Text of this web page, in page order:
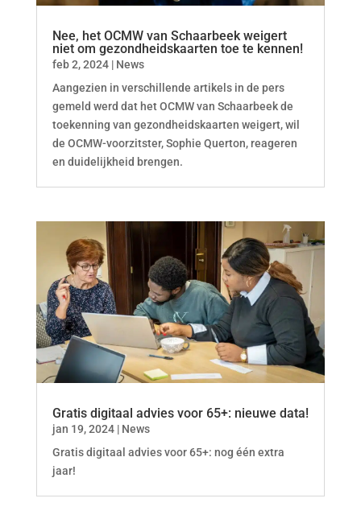
Nee, het OCMW van Schaarbeek weigert
niet om gezondheidskaarten toe te kennen!
feb 2, 2024| News
Aangezien in verschillende artikels in de pers
gemeld werd dat het OCMW van Schaarbeek de
toekenning van gezondheidskaarten weigert, wil
de OCMW-voorzitster, Sophie Querton, reageren
en duidelijkheid brengen.
Gratis digitaal advies voor 65+: nieuwe data!
jan 19, 2024| News
Gratis digitaal advies voor 65+: nog één extra
jaar!